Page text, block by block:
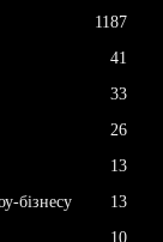
1187
41
33
26
13
бізнесу
13
10